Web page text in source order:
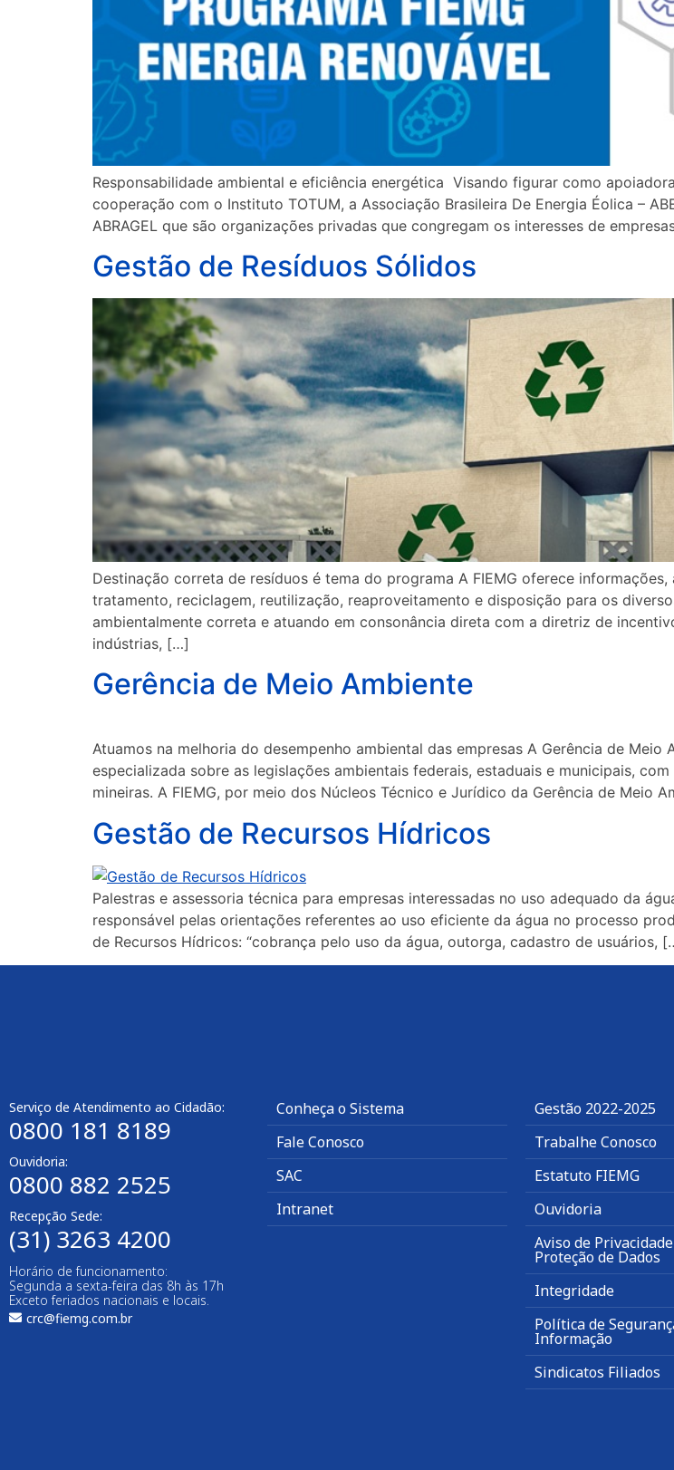
Responsabilidade ambiental e eficiência energética Visando figurar como
cooperação com o Instituto TOTUM, a Associação Brasileira De Energia Éolica –
ABRAGEL que são organizações privadas que congregam os interesses de
Gestão de Resíduos Sólidos
Destinação correta de resíduos é tema do programa A FIEMG oferece
tratamento, reciclagem, reutilização, reaproveitamento e disposição para os
ambientalmente correta e atuando em consonância direta com a diretriz de
indústrias, […]
Gerência de Meio Ambiente
Atuamos na melhoria do desempenho ambiental das empresas A Gerência de
especializada sobre as legislações ambientais federais, estaduais e municipais,
mineiras. A FIEMG, por meio dos Núcleos Técnico e Jurídico da Gerência de Meio
Gestão de Recursos Hídricos
Palestras e assessoria técnica para empresas interessadas no uso adequado da
responsável pelas orientações referentes ao uso eficiente da água no processo
de Recursos Hídricos: “cobrança pelo uso da água, outorga, cadastro de usuários,
Serviço de Atendimento ao Cidadão:
0800 181 8189
Ouvidoria:
0800 882 2525
Recepção Sede:
(31) 3263 4200
Horário de funcionamento:
Segunda a sexta-feira das 8h às 17h
Exceto feriados nacionais e locais.
crc@fiemg.com.br
Conheça o Sistema
Fale Conosco
SAC
Intranet
Gestão 2022-2025
Trabalhe Conosco
Estatuto FIEMG
Ouvidoria
Aviso de
Proteção de Dados
Integridade
Política de
Informação
Sindicatos Filiados